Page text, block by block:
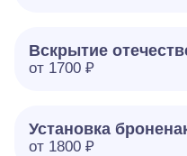
Вскрытие
от 1700 ₽
Установка
от 1800 ₽